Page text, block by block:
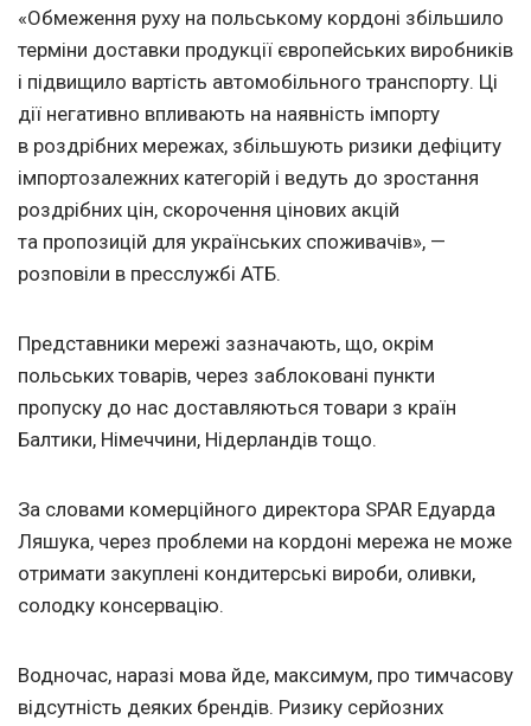
«Обмеження руху на польському кордоні збільшило
терміни доставки продукції європейських виробників
і підвищило вартість автомобільного транспорту. Ці
дії негативно впливають на наявність імпорту
в роздрібних мережах, збільшують ризики дефіциту
імпортозалежних категорій і ведуть до зростання
роздрібних цін, скорочення цінових акцій
та пропозицій для українських споживачів», —
розповіли в пресслужбі АТБ.
Представники мережі зазначають, що, окрім
польських товарів, через заблоковані пункти
пропуску до нас доставляються товари з країн
Балтики, Німеччини, Нідерландів тощо.
За словами комерційного директора SPAR Едуарда
Ляшука, через проблеми на кордоні мережа не може
отримати закуплені кондитерські вироби, оливки,
солодку консервацію.
Водночас, наразі мова йде, максимум, про тимчасову
відсутність деяких брендів. Ризику серйозних